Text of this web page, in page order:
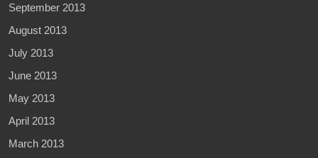
September 2013
August 2013
July 2013
June 2013
May 2013
April 2013
March 2013